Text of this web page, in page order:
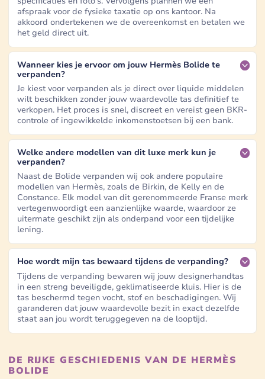
afspraak voor de fysieke taxatie op ons kantoor. Na
akkoord ondertekenen we de overeenkomst en betalen we
het geld direct uit.
Wanneer kies je ervoor om jouw Hermès Bolide te
verpanden?
Je kiest voor verpanden als je direct over liquide middelen
wilt beschikken zonder jouw waardevolle tas definitief te
verkopen. Het proces is snel, discreet en vereist geen BKR-
controle of ingewikkelde inkomenstoetsen bij een bank.
Welke andere modellen van dit luxe merk kun je
verpanden?
Naast de Bolide verpanden wij ook andere populaire
modellen van Hermès, zoals de Birkin, de Kelly en de
Constance. Elk model van dit gerenommeerde Franse merk
vertegenwoordigt een aanzienlijke waarde, waardoor ze
uitermate geschikt zijn als onderpand voor een tijdelijke
lening.
Hoe wordt mijn tas bewaard tijdens de verpanding?
Tijdens de verpanding bewaren wij jouw designerhandtas
in een streng beveiligde, geklimatiseerde kluis. Hier is de
tas beschermd tegen vocht, stof en beschadigingen. Wij
garanderen dat jouw waardevolle bezit in exact dezelfde
staat aan jou wordt teruggegeven na de looptijd.
DE RIJKE GESCHIEDENIS VAN DE HERMÈS
BOLIDE